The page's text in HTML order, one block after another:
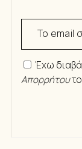
Έχω
Απορρήτου